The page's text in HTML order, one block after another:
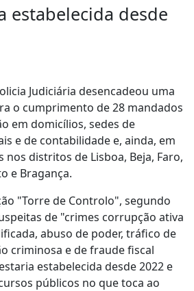
estabelecida desde
Judiciária desencadeou uma
o cumprimento de 28 mandados
em domicílios, sedes de
e de contabilidade e, ainda, em
distritos de Lisboa, Beja, Faro,
e Bragança.
"Torre de Controlo", segundo
de "crimes corrupção ativa
abuso de poder, tráfico de
criminosa e de fraude fiscal
estabelecida desde 2022 e
públicos no que toca ao